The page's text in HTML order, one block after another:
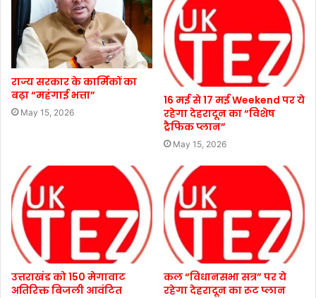
राज्य सरकार के कार्मिकों का
बढ़ा “महंगाई भत्ता”
May 15, 2026
16 मई से 17 मई Weekend पर ये
रहेगा देहरादून का “विशेष
ट्रैफिक प्लान”
May 15, 2026
उत्तराखंड को 150 मेगावाट
अतिरिक्त बिजली आवंटित
कल “विधानसभा सत्र” पर ये
रहेगा देहरादून का रूट प्लान